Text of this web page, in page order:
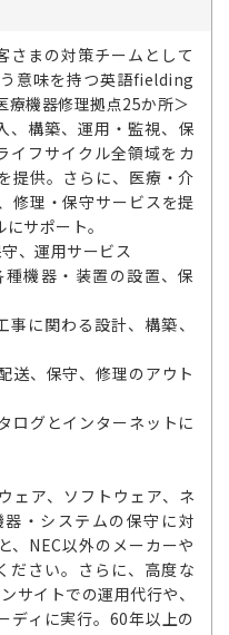
さまの対策チームとして
意味を持つ英語fielding
療機器修理拠点25か所＞
、構築、運用・監視、保
イフサイクル全領域をカ
提供。さらに、医療・介
修理・保守サービスを提
サポート。
、運用サービス
機器・装置の設置、保
に関わる設計、構築、
送、保守、修理のアウト
ログとインターネットに
ア、ソフトウェア、ネ
・システムの保守に対
、NEC以外のメーカーや
ださい。さらに、高度な
サイトでの運用代行や、
ディに実行。60年以上の